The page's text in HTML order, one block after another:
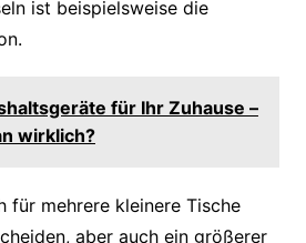
ist beispielsweise die
für Ihr Zuhause –
wirklich?
für mehrere kleinere Tische
aber auch ein größerer